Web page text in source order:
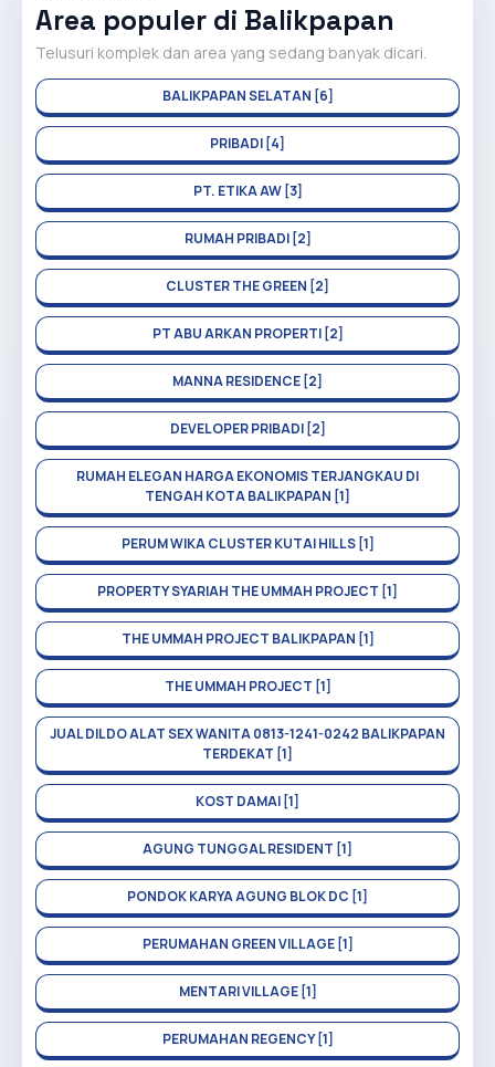
Area populer di Balikpapan
Telusuri komplek dan area yang sedang banyak dicari.
BALIKPAPAN SELATAN [6]
PRIBADI [4]
PT. ETIKA AW [3]
RUMAH PRIBADI [2]
CLUSTER THE GREEN [2]
PT ABU ARKAN PROPERTI [2]
MANNA RESIDENCE [2]
DEVELOPER PRIBADI [2]
RUMAH ELEGAN HARGA EKONOMIS TERJANGKAU DI
TENGAH KOTA BALIKPAPAN [1]
PERUM WIKA CLUSTER KUTAI HILLS [1]
PROPERTY SYARIAH THE UMMAH PROJECT [1]
THE UMMAH PROJECT BALIKPAPAN [1]
THE UMMAH PROJECT [1]
JUAL DILDO ALAT SEX WANITA 0813-1241-0242 BALIKPAPAN
TERDEKAT [1]
KOST DAMAI [1]
AGUNG TUNGGAL RESIDENT [1]
PONDOK KARYA AGUNG BLOK DC [1]
PERUMAHAN GREEN VILLAGE [1]
MENTARI VILLAGE [1]
PERUMAHAN REGENCY [1]